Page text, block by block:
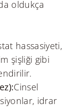
oldukça
hassasiyeti,
şişliği gibi
Cinsel
idrar